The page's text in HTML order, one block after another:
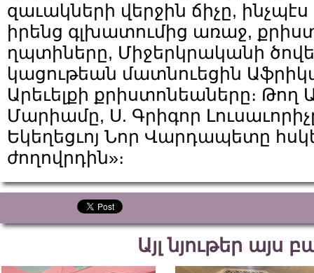
զաւակների վերջին ճիչը,
իրենց գլխատումից առաջ,
ղպտիները, Միջերկրականի
կացութեան մատնուեցին
Արեւելքի քրիստոնեաները։ Թող
Մարիամը, Ս. Գրիգոր
Եկեղեցւոյ Նոր Վարդապետը
ժողովրդին»։
Այլ նյութեր այս